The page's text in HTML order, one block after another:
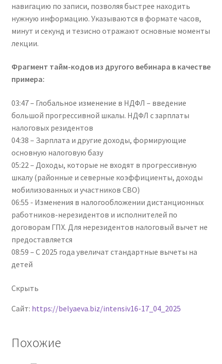
навигацию по записи, позволяя быстрее находить
нужную информацию. Указываются в формате часов,
минут и секунд и тезисно отражают основные моменты
лекции.
Фрагмент тайм-кодов из другого вебинара в качестве
примера:
03:47 – Глобальное изменение в НДФЛ – введение
большой прогрессивной шкалы. НДФЛ с зарплаты
налоговых резидентов
04:38 – Зарплата и другие доходы, формирующие
основную налоговую базу
05:22 – Доходы, которые не входят в прогрессивную
шкалу (районные и северные коэффициенты, доходы
мобилизованных и участников СВО)
06:55 - Изменения в налогообложении дистанционных
работников-нерезидентов и исполнителей по
договорам ГПХ. Для нерезидентов налоговый вычет не
предоставляется
08:59 – С 2025 года увеличат стандартные вычеты на
детей
Скрыть
Сайт: https://belyaeva.biz/intensiv16-17_04_2025
Похожие